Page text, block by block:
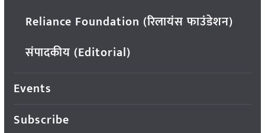
Reliance Foundation (रिलायंस फाउंडेशन)
संपादकीय (Editorial)
Events
Subscribe